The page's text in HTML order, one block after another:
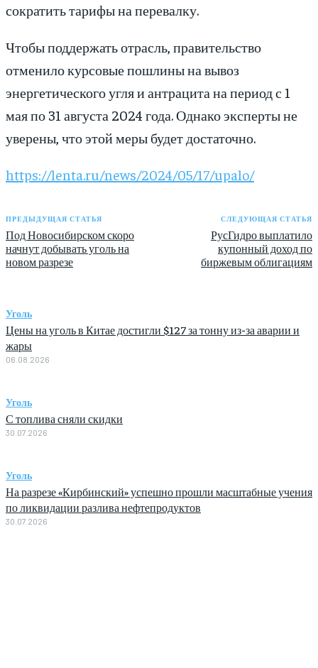
сократить тарифы на перевалку.
Чтобы поддержать отрасль, правительство
отменило курсовые пошлины на вывоз
энергетического угля и антрацита на период с 1
мая по 31 августа 2024 года. Однако эксперты не
уверены, что этой меры будет достаточно.
https://lenta.ru/news/2024/05/17/upalo/
ПРЕДЫДУЩАЯ СТАТЬЯ
Под Новосибирском скоро
начнут добывать уголь на
новом разрезе
СЛЕДУЮЩАЯ СТАТЬЯ
РусГидро выплатило
купонный доход по
биржевым облигациям
Уголь
Цены на уголь в Китае достигли $127 за тонну из-за аварии и
жары
06.08.2026
Уголь
С топлива сняли скидки
30.07.2026
Уголь
На разрезе «Кирбинский» успешно прошли масштабные учения
по ликвидации разлива нефтепродуктов
30.07.2026